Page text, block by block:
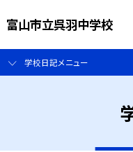
富山市立呉羽中学校
学校日記メニュー